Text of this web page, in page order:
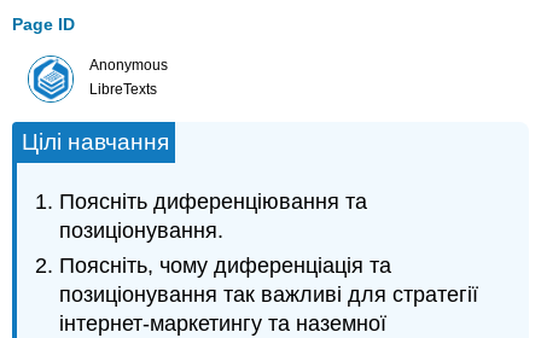
Page ID
Anonymous
LibreTexts
Цілі навчання
Поясніть диференціювання та
позиціонування.
Поясніть, чому диференціація та
позиціонування так важливі для стратегії
інтернет-маркетингу та наземної